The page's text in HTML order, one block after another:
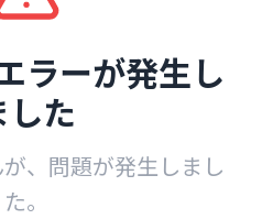
ラーが発生し
した
、問題が発生しまし
た。